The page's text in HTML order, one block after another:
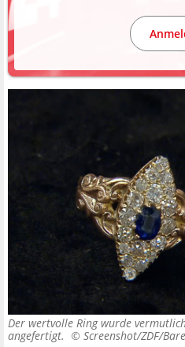
Der wertvolle Ring wurde
angefertigt. © Screenshot/ZDF/